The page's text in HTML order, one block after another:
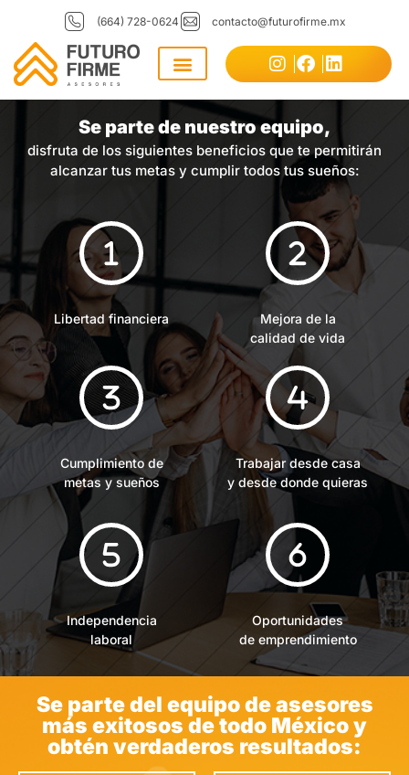
(664) 728-0624 contacto@futurofirme.mx
Se parte de nuestro equipo,
disfruta de los siguientes beneficios que te permitirán
alcanzar tus metas y cumplir todos tus sueños:
Libertad financiera
Mejora de la
calidad de vida
Cumplimiento de
metas y sueños
Trabajar desde casa
y desde donde quieras
Independencia
laboral
Oportunidades
de emprendimiento
Se parte del equipo de asesores
más exitosos de todo México y
obtén verdaderos resultados: